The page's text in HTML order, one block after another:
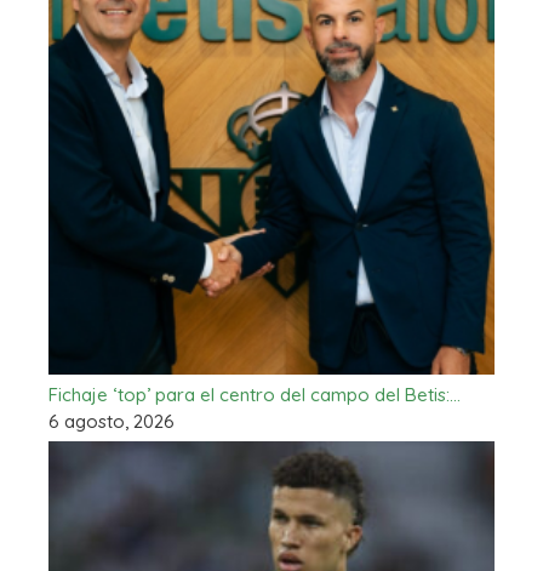
Fichaje ‘top’ para el centro del campo del Betis:…
6 agosto, 2026